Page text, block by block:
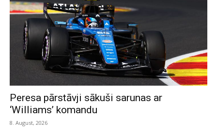
Peresa pārstāvji sākuši sarunas ar
‘Williams’ komandu
8. August, 2026